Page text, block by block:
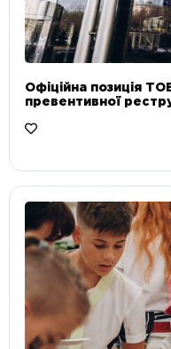
Офіційна позиція
превентивної